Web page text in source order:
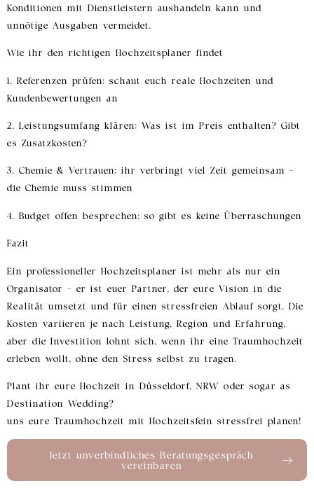
Konditionen mit Dienstleistern aushandeln kann und
unnötige Ausgaben vermeidet.
Wie ihr den richtigen Hochzeitsplaner findet
1. Referenzen prüfen: schaut euch reale Hochzeiten und
Kundenbewertungen an
2. Leistungsumfang klären: Was ist im Preis enthalten? Gibt
es Zusatzkosten?
3. Chemie & Vertrauen: ihr verbringt viel Zeit gemeinsam –
die Chemie muss stimmen
4. Budget offen besprechen: so gibt es keine Überraschungen
Fazit
Ein professioneller Hochzeitsplaner ist mehr als nur ein
Organisator – er ist euer Partner, der eure Vision in die
Realität umsetzt und für einen stressfreien Ablauf sorgt. Die
Kosten variieren je nach Leistung, Region und Erfahrung,
aber die Investition lohnt sich, wenn ihr eine Traumhochzeit
erleben wollt, ohne den Stress selbst zu tragen.
Plant ihr eure Hochzeit in Düsseldorf, NRW oder sogar as
Destination Wedding?
uns eure Traumhochzeit mit Hochzeitsfein stressfrei planen!
Jetzt unverbindliches Beratungsgespräch
vereinbaren